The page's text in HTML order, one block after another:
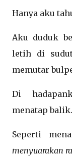
Hanya aku
Aku duduk
letih di
memutar
Di
menatap balik.
Seperti
menyuarakan